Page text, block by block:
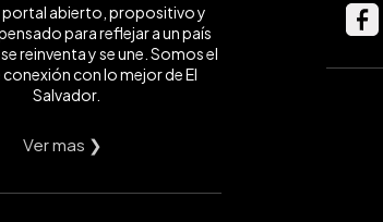
portal abierto, propositivo y
para reflejar a un país
reinventa y se une. Somos el
con lo mejor de El
Salvador.
Ver mas ❯